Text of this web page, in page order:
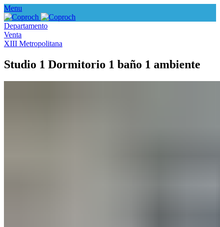
Menu
Departamento
Venta
XIII Metropolitana
Studio 1 Dormitorio 1 baño 1 ambiente